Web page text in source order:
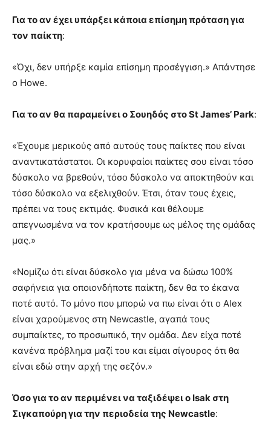
Για το αν έχει υπάρξει κάποια επίσημη πρόταση για
τον παίκτη:
«Όχι, δεν υπήρξε καμία επίσημη προσέγγιση.» Απάντησε
ο Howe.
Για το αν θα παραμείνει ο Σουηδός στο St James’ Park:
«Έχουμε μερικούς από αυτούς τους παίκτες που είναι
αναντικατάστατοι. Οι κορυφαίοι παίκτες σου είναι τόσο
δύσκολο να βρεθούν, τόσο δύσκολο να αποκτηθούν και
τόσο δύσκολο να εξελιχθούν. Έτσι, όταν τους έχεις,
πρέπει να τους εκτιμάς. Φυσικά και θέλουμε
απεγνωσμένα να τον κρατήσουμε ως μέλος της ομάδας
μας.»
«Νομίζω ότι είναι δύσκολο για μένα να δώσω 100%
σαφήνεια για οποιονδήποτε παίκτη, δεν θα το έκανα
ποτέ αυτό. Το μόνο που μπορώ να πω είναι ότι ο Alex
είναι χαρούμενος στη Newcastle, αγαπά τους
συμπαίκτες, το προσωπικό, την ομάδα. Δεν είχα ποτέ
κανένα πρόβλημα μαζί του και είμαι σίγουρος ότι θα
είναι εδώ στην αρχή της σεζόν.»
Όσο για το αν περιμένει να ταξιδέψει ο Isak στη
Σιγκαπούρη για την περιοδεία της Newcastle: